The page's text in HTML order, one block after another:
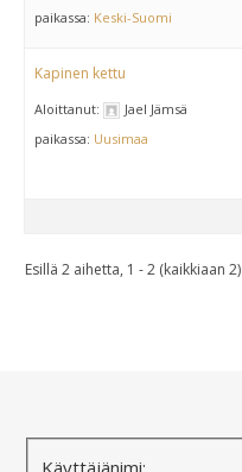
paikassa: Keski-Suomi
Kapinen kettu
Aloittanut:
Jael Jämsä
paikassa: Uusimaa
Esillä 2 aihetta, 1 - 2 (kaikkiaan 2)